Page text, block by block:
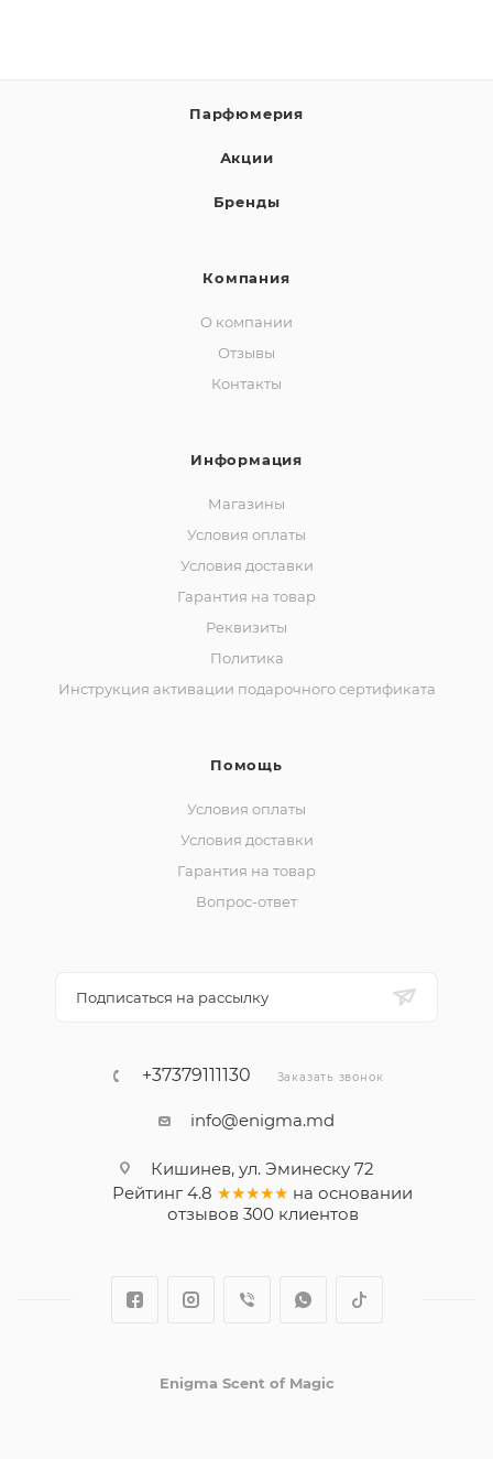
Парфюмерия
Акции
Бренды
Компания
О компании
Отзывы
Контакты
Информация
Магазины
Условия оплаты
Условия доставки
Гарантия на товар
Реквизиты
Политика
Инструкция активации подарочного сертификата
Помощь
Условия оплаты
Условия доставки
Гарантия на товар
Вопрос-ответ
Подписаться на рассылку
+37379111130 Заказать звонок
info@enigma.md
Кишинев, ул. Эминеску 72
Рейтинг 4.8 ★★★★★ на основании
отзывов 300клиентов
Enigma Scent of Magic